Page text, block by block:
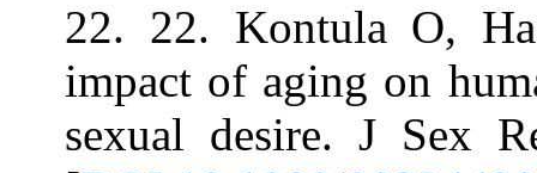
22. 22.
impact of
sexual desire.